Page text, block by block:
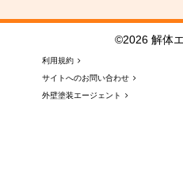
©2026 解体
利用規約
サイトへのお問い合わせ
外壁塗装エージェント